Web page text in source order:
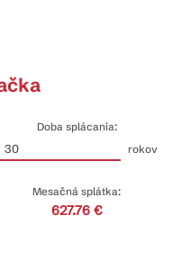
Doba splácania:
rokov
Mesačná splátka:
627.76 €